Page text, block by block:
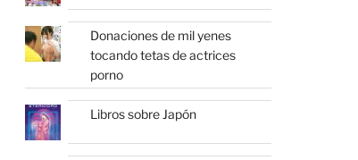
Donaciones de mil yenes
tocando tetas de actrices
porno
Libros sobre Japón